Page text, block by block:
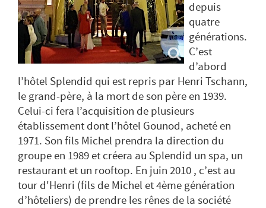
depuis
quatre
générations.
C’est
d’abord
l’hôtel Splendid qui est repris par Henri Tschann,
le grand-père, à la mort de son père en 1939.
Celui-ci fera l’acquisition de plusieurs
établissement dont l’hôtel Gounod, acheté en
1971. Son fils Michel prendra la direction du
groupe en 1989 et créera au Splendid un spa, un
restaurant et un rooftop. En juin 2010 , c’est au
tour d'Henri (fils de Michel et 4ème génération
d’hôteliers) de prendre les rênes de la société